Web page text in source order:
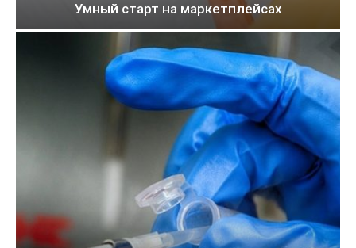
Умный старт на маркетплейсах